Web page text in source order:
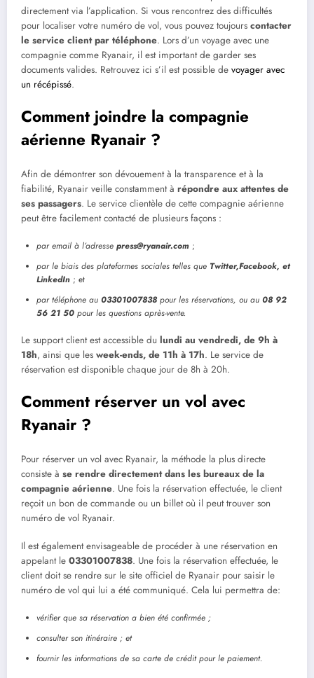
directement via l’application. Si vous rencontrez des difficultés
pour localiser votre numéro de vol, vous pouvez toujours contacter
le service client par téléphone. Lors d’un voyage avec une
compagnie comme Ryanair, il est important de garder ses
documents valides. Retrouvez ici s’il est possible de voyager avec
un récépissé.
Comment joindre la compagnie
aérienne Ryanair ?
Afin de démontrer son dévouement à la transparence et à la
fiabilité, Ryanair veille constamment à répondre aux attentes de
ses passagers. Le service clientèle de cette compagnie aérienne
peut être facilement contacté de plusieurs façons :
par email à l’adresse press@ryanair.com ;
par le biais des plateformes sociales telles que Twitter,Facebook, et
LinkedIn ; et
par téléphone au 03301007838pour les réservations, ou au 08 92
56 21 50 pour les questions après-vente.
Le support client est accessible du lundi au vendredi, de 9h à
18h, ainsi que les week-ends, de 11h à 17h. Le service de
réservation est disponible chaque jour de 8h à 20h.
Comment réserver un vol avec
Ryanair ?
Pour réserver un vol avec Ryanair, la méthode la plus directe
consiste à se rendre directement dans les bureaux de la
compagnie aérienne. Une fois la réservation effectuée, le client
reçoit un bon de commande ou un billet où il peut trouver son
numéro de vol Ryanair.
Il est également envisageable de procéder à une réservation en
appelant le 03301007838. Une fois la réservation effectuée, le
client doit se rendre sur le site officiel de Ryanair pour saisir le
numéro de vol qui lui a été communiqué. Cela lui permettra de:
vérifier que sa réservation a bien été confirmée ;
consulter son itinéraire ; et
fournir les informations de sa carte de crédit pour le paiement.